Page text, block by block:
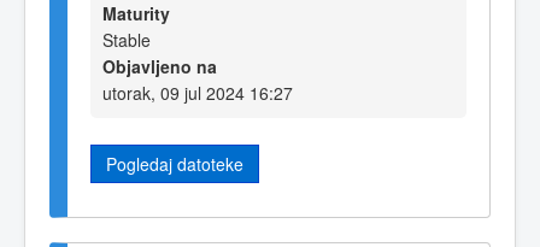
Maturity
Stable
Objavljeno na
utorak, 09 jul 2024 16:27
Pogledaj datoteke